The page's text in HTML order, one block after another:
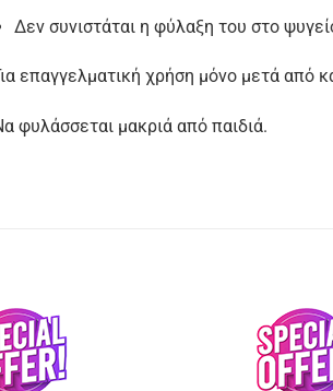
Δεν συνιστάται η φύλαξη του στο
επαγγελματική χρήση μόνο μετά από
φυλάσσεται μακριά από παιδιά.